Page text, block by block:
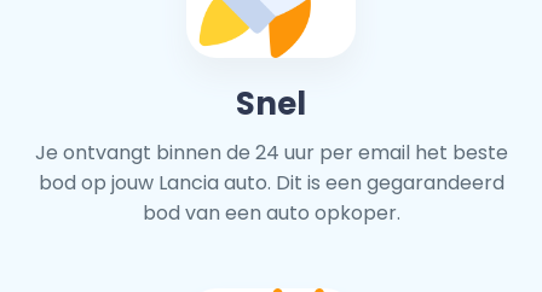
Snel
Je ontvangt binnen de 24 uur per email het beste
bod op jouw Lancia auto. Dit is een gegarandeerd
bod van een auto opkoper.